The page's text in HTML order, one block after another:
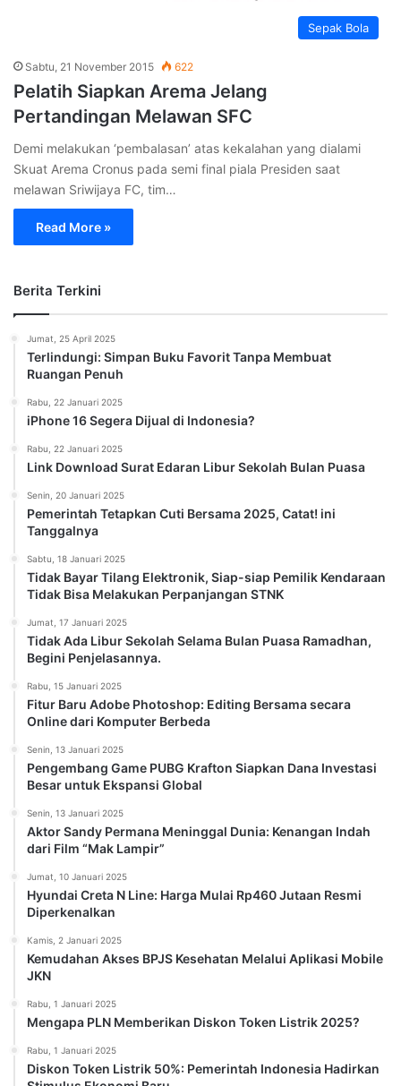
Sepak Bola
Sabtu, 21 November 2015 622
Pelatih Siapkan Arema Jelang
Pertandingan Melawan SFC
Demi melakukan ‘pembalasan’ atas kekalahan yang dialami
Skuat Arema Cronus pada semi final piala Presiden saat
melawan Sriwijaya FC, tim…
Read More »
Berita Terkini
Jumat, 25 April 2025
Terlindungi: Simpan Buku Favorit Tanpa Membuat
Ruangan Penuh
Rabu, 22 Januari 2025
iPhone 16 Segera Dijual di Indonesia?
Rabu, 22 Januari 2025
Link Download Surat Edaran Libur Sekolah Bulan Puasa
Senin, 20 Januari 2025
Pemerintah Tetapkan Cuti Bersama 2025, Catat! ini
Tanggalnya
Sabtu, 18 Januari 2025
Tidak Bayar Tilang Elektronik, Siap-siap Pemilik Kendaraan
Tidak Bisa Melakukan Perpanjangan STNK
Jumat, 17 Januari 2025
Tidak Ada Libur Sekolah Selama Bulan Puasa Ramadhan,
Begini Penjelasannya.
Rabu, 15 Januari 2025
Fitur Baru Adobe Photoshop: Editing Bersama secara
Online dari Komputer Berbeda
Senin, 13 Januari 2025
Pengembang Game PUBG Krafton Siapkan Dana Investasi
Besar untuk Ekspansi Global
Senin, 13 Januari 2025
Aktor Sandy Permana Meninggal Dunia: Kenangan Indah
dari Film “Mak Lampir”
Jumat, 10 Januari 2025
Hyundai Creta N Line: Harga Mulai Rp460 Jutaan Resmi
Diperkenalkan
Kamis, 2 Januari 2025
Kemudahan Akses BPJS Kesehatan Melalui Aplikasi Mobile
JKN
Rabu, 1 Januari 2025
Mengapa PLN Memberikan Diskon Token Listrik 2025?
Rabu, 1 Januari 2025
Diskon Token Listrik 50%: Pemerintah Indonesia Hadirkan